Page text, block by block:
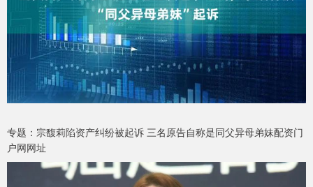
专题：宗馥莉陷资产纠纷被起诉 三名原告自称是同父异母弟妹配资门
户网网址